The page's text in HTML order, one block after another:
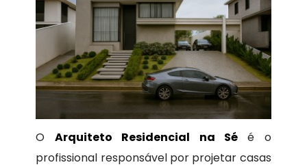
O Arquiteto Residencial na Séé o
profissional responsável por projetar casas